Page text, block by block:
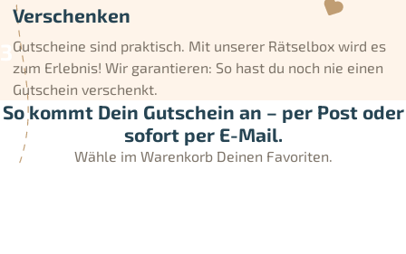
Verschenken
Gutscheine sind praktisch. Mit unserer Rätselbox wird es
zum Erlebnis! Wir garantieren: So hast du noch nie einen
Gutschein verschenkt.
So kommt Dein Gutschein an – per Post oder
sofort per E-Mail.
Wähle im Warenkorb Deinen Favoriten.